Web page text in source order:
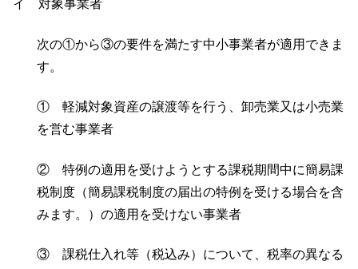
イ 対象事業者
次の①から③の要件を満たす中小事業者が適用できま
す。
① 軽減対象資産の譲渡等を行う、卸売業又は小売業
を営む事業者
② 特例の適用を受けようとする課税期間中に簡易課
税制度（簡易課税制度の届出の特例を受ける場合を含
みます。）の適用を受けない事業者
③ 課税仕入れ等（税込み）について、税率の異なる